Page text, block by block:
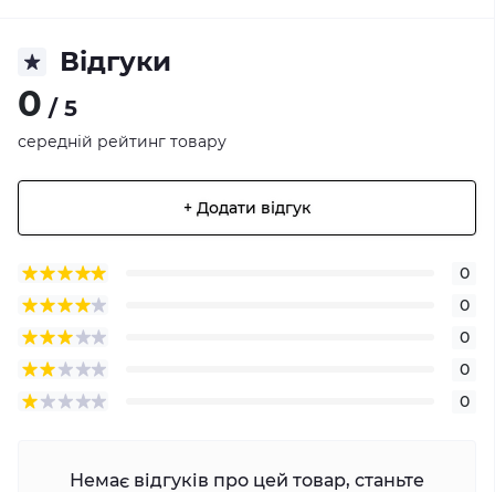
Відгуки
0 / 5
середній рейтинг товару
+ Додати відгук
0
0
0
0
0
Немає відгуків про цей товар, станьте